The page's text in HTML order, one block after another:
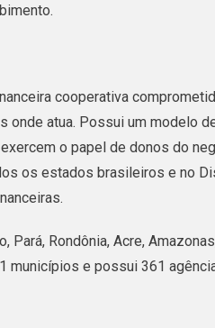
cooperativa
onde atua. Possui um modelo
o papel de donos do
os estados brasileiros e no
Pará, Rondônia, Acre,
municípios e possui 361